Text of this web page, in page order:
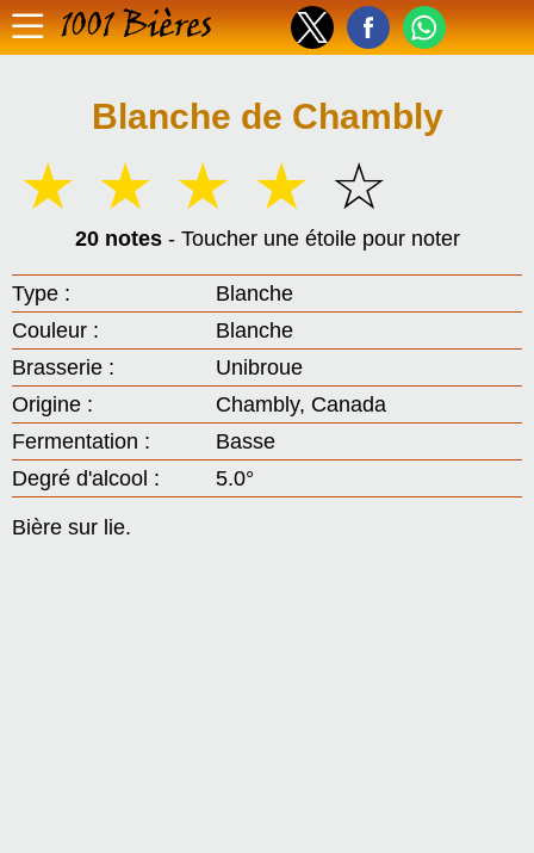
1001 Bières
Blanche de Chambly
☆
☆
☆
☆
☆
20 notes- Toucher une étoile pour noter
Type :
Blanche
Couleur :
Blanche
Brasserie :
Unibroue
Origine :
Chambly, Canada
Fermentation :
Basse
Degré d'alcool :
5.0°
Bière sur lie.